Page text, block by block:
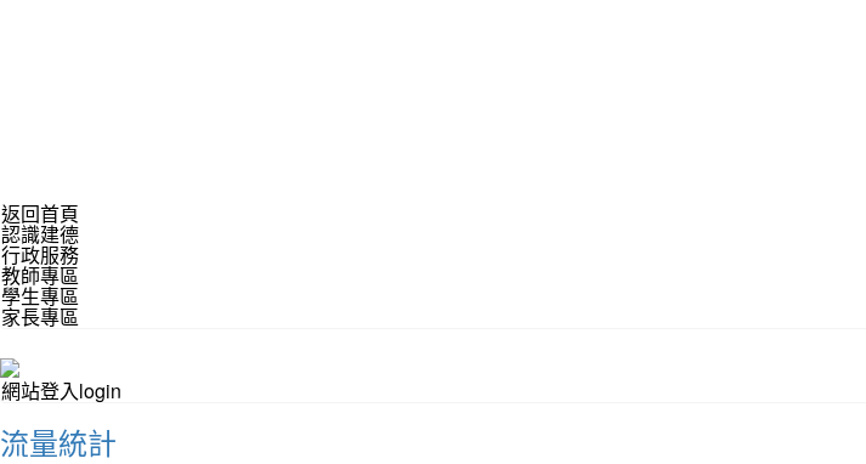
返回首頁
認識建德
行政服務
教師專區
學生專區
家長專區
網站登入login
流量統計